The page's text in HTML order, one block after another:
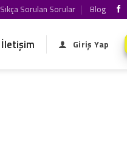
Sıkça Sorulan Sorular Blog
İletişim Giriş Yap